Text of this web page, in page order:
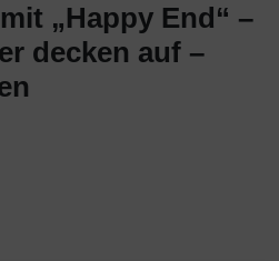
„Happy End“ –
decken auf –